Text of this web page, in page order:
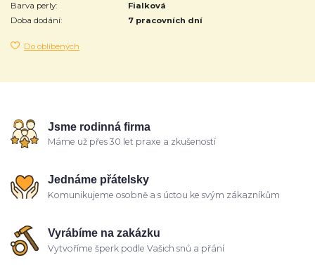
Barva perly:
Fialková
Doba dodání:
7 pracovních dní
Do oblíbených
Jsme rodinná firma
Máme už přes 30 let praxe a zkušeností
Jednáme přátelsky
Komunikujeme osobně a s úctou ke svým zákazníkům
Vyrábíme na zakázku
Vytvoříme šperk podle Vašich snů a přání